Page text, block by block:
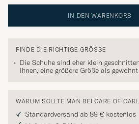
IN DEN WARENKORB
FINDE DIE RICHTIGE GRÖSSE
Die Schuhe sind eher klein
Ihnen, eine größere Größe als
WARUM SOLLTE MAN BEI CARE OF
Standardversand ab 89 € kostenlos